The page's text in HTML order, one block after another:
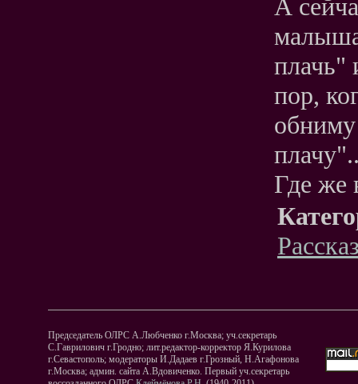
А
плачь"
пор,
Где же
Председатель ОЛРС А.Любченко г.Москва; уч.секретарь
С.Гаврилович г.Гродно; лит.редактор-корректор Я.Курилова
г.Севастополь; модераторы И.Дадаев г.Грозный, Н.Агафонова
г.Москва; админ. сайта А.Вдовиченко. Первый уч.секретарь